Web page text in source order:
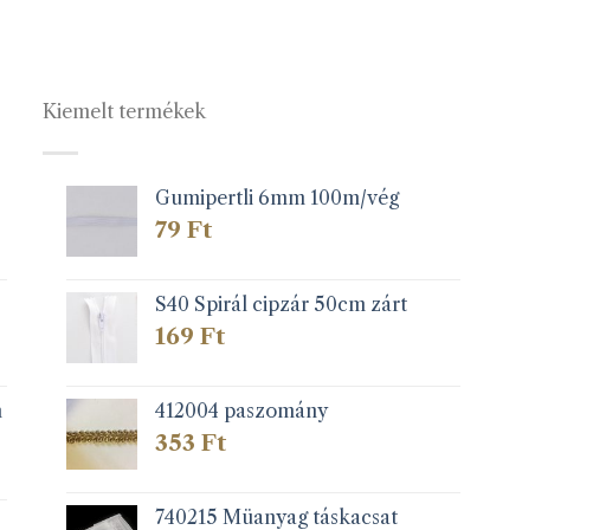
Kiemelt termékek
Gumipertli 6mm 100m/vég
79Ft
S40 Spirál cipzár 50cm zárt
169Ft
412004 paszomány
353Ft
740215 Müanyag táskacsat